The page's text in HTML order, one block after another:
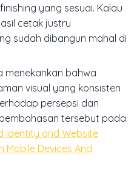
yang sesuai. Kalau
cetak justru
sudah dibangun mahal di
menekankan bahwa
visual yang konsisten
persepsi dan
tersebut pada
Identity and Website
Mobile Devices And